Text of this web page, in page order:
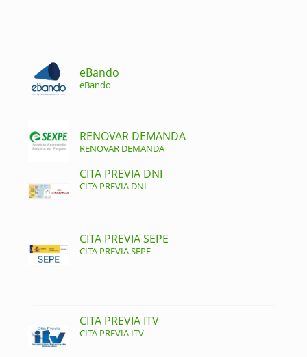
eBando
eBando
RENOVAR DEMANDA
RENOVAR DEMANDA
CITA PREVIA DNI
CITA PREVIA DNI
CITA PREVIA SEPE
CITA PREVIA SEPE
CITA PREVIA ITV
CITA PREVIA ITV